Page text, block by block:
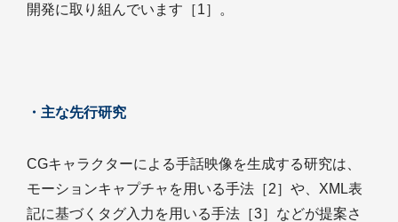
開発に取り組んでいます［1］。
・主な先行研究
CGキャラクターによる手話映像を生成する研究は、
モーションキャプチャを用いる手法［2］や、XML表
記に基づくタグ入力を用いる手法［3］などが提案さ